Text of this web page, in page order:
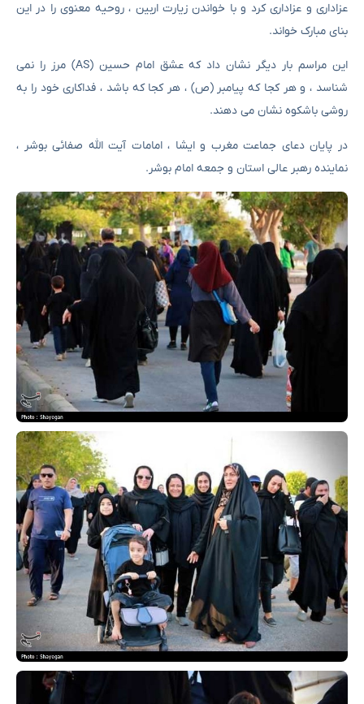
عزاداری و عزاداری کرد و با خواندن زیارت اربین ، روحیه معنوی را در این
بنای مبارک خواند.
این مراسم بار دیگر نشان داد که عشق امام حسین (AS) مرز را نمی
شناسد ، و هر کجا که پیامبر (ص) ، هر کجا که باشد ، فداکاری خود را به
روشی باشکوه نشان می دهند.
در پایان دعای جماعت مغرب و ایشا ، امامات آیت الله صفائی بوشر ،
نماینده رهبر عالی استان و جمعه امام بوشر.